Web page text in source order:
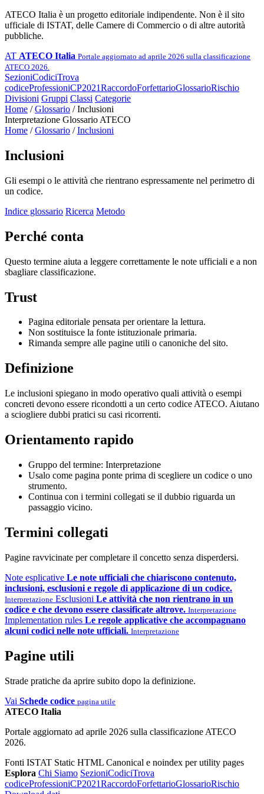
ATECO Italia è un progetto editoriale indipendente. Non è il sito
ufficiale di ISTAT, delle Camere di Commercio o di altre autorità
pubbliche.
AT ATECO Italia Portale aggiornato ad aprile 2026 sulla classificazione
ATECO 2026.
SezioniCodiciTrova
codiceProfessioniCP2021RaccordoForfettarioGlossarioRischio
Divisioni Gruppi Classi Categorie
Home / Glossario / Inclusioni
Interpretazione Glossario ATECO
Home / Glossario / Inclusioni
Inclusioni
Gli esempi o le attività che rientrano espressamente nel perimetro di
un codice.
Indice glossario Ricerca Metodo
Perché conta
Questo termine aiuta a leggere correttamente le note ufficiali e a non
sbagliare classificazione.
Trust
Pagina editoriale pensata per orientare la lettura.
Non sostituisce la fonte istituzionale primaria.
Rimanda sempre alle pagine utili o canoniche del sito.
Definizione
Le inclusioni spiegano in modo operativo quali attività o esempi
concreti devono essere ricondotti a un certo codice ATECO. Aiutano
a sciogliere dubbi pratici su casi ricorrenti.
Orientamento rapido
Gruppo del termine: Interpretazione
Usalo come pagina ponte prima di scegliere un codice o uno
strumento.
Continua con i termini collegati se il dubbio riguarda un
passaggio vicino.
Termini collegati
Pagine ravvicinate per completare il concetto senza disperdersi.
Note esplicative Le note ufficiali che chiariscono contenuto,
inclusioni, esclusioni e regole di applicazione di un codice.
Interpretazione Esclusioni Le attività che non rientrano in un
codice e che devono essere classificate altrove. Interpretazione
Implementation rules Le regole applicative che accompagnano
alcuni codici nelle note ufficiali. Interpretazione
Pagine utili
Strade pratiche da aprire subito dopo la definizione.
Vai Schede codice pagina utile
ATECO Italia
Portale aggiornato ad aprile 2026 sulla classificazione ATECO
2026.
Fonti ISTAT Static HTML Canonical e noindex per utility pages
Esplora Chi Siamo SezioniCodiciTrova
codiceProfessioniCP2021RaccordoForfettarioGlossarioRischio